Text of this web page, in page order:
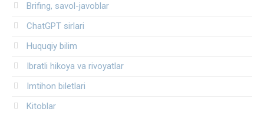
Brifing, savol-javoblar
ChatGPT sirlari
Huquqiy bilim
Ibratli hikoya va rivoyatlar
Imtihon biletlari
Kitoblar